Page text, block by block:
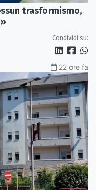
trasformismo,
Condividi su:
22 ore fa